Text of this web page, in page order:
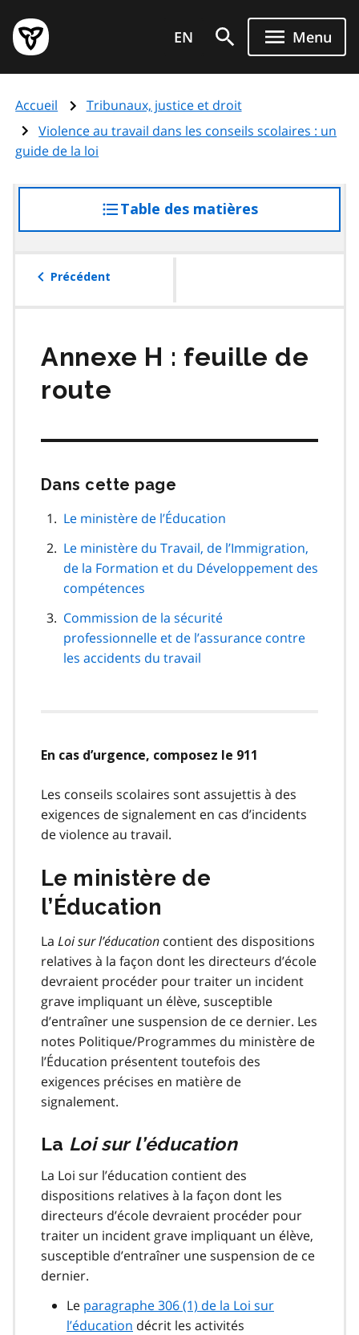
au
contenu
principal
Page
d'accueil
de
l'Ontario
EN Menu
Accueil
Tribunaux, justice et droit
Violence au travail dans les conseils scolaires : un
guide de la loi
Table des matières
à
Précédent
Annexe H : feuille de
route
Dans cette page
navigation
page
Le ministère de l’Éducation
Le ministère du Travail, de l’Immigration,
de la Formation et du Développement des
compétences
Commission de la sécurité
professionnelle et de l’assurance contre
les accidents du travail
En cas d’urgence, composez le 911
Les conseils scolaires sont assujettis à des
exigences de signalement en cas d’incidents
de violence au travail.
Le ministère de
l’Éducation
La Loi sur l’éducation contient des dispositions
relatives à la façon dont les directeurs d’école
devraient procéder pour traiter un incident
grave impliquant un élève, susceptible
d’entraîner une suspension de ce dernier. Les
notes Politique/Programmes du ministère de
l’Éducation présentent toutefois des
exigences précises en matière de
signalement.
La Loi sur l’éducation
La Loi sur l’éducation contient des
dispositions relatives à la façon dont les
directeurs d’école devraient procéder pour
traiter un incident grave impliquant un élève,
susceptible d’entraîner une suspension de ce
dernier.
Le paragraphe 306 (1) de la Loi sur
l’éducation décrit les activités